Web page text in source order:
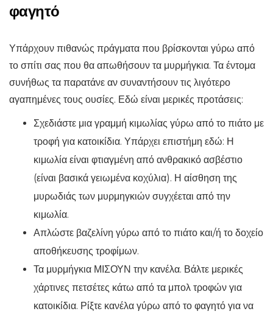
φαγητό
Υπάρχουν πιθανώς πράγματα που βρίσκονται γύρω από
το σπίτι σας που θα απωθήσουν τα μυρμήγκια. Τα έντομα
συνήθως τα παρατάνε αν συναντήσουν τις λιγότερο
αγαπημένες τους ουσίες. Εδώ είναι μερικές προτάσεις:
Σχεδιάστε μια γραμμή κιμωλίας γύρω από το πιάτο με
τροφή για κατοικίδια. Υπάρχει επιστήμη εδώ: Η
κιμωλία είναι φτιαγμένη από ανθρακικό ασβέστιο
(είναι βασικά γειωμένα κοχύλια). Η αίσθηση της
μυρωδιάς των μυρμηγκιών συγχέεται από την
κιμωλία.
Απλώστε βαζελίνη γύρω από το πιάτο και/ή το δοχείο
αποθήκευσης τροφίμων.
Τα μυρμήγκια ΜΙΣΟΥΝ την κανέλα. Βάλτε μερικές
χάρτινες πετσέτες κάτω από τα μπολ τροφών για
κατοικίδια. Ρίξτε κανέλα γύρω από το φαγητό για να